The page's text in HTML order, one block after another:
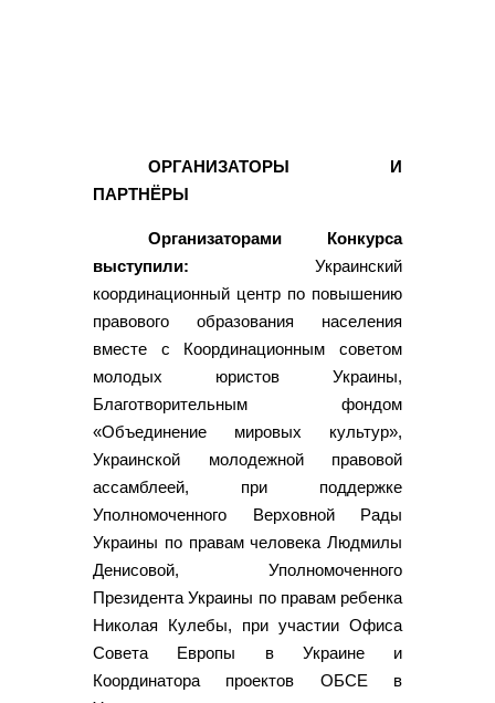
ОРГАНИЗАТОРЫ И
ПАРТНЁРЫ
Организаторами Конкурса
выступили: Украинский
координационный центр по повышению
правового образования населения
вместе с Координационным советом
молодых юристов Украины,
Благотворительным фондом
«Объединение мировых культур»,
Украинской молодежной правовой
ассамблеей, при поддержке
Уполномоченного Верховной Рады
Украины по правам человека Людмилы
Денисовой, Уполномоченного
Президента Украины по правам ребенка
Николая Кулебы, при участии Офиса
Совета Европы в Украине и
Координатора проектов ОБСЕ в